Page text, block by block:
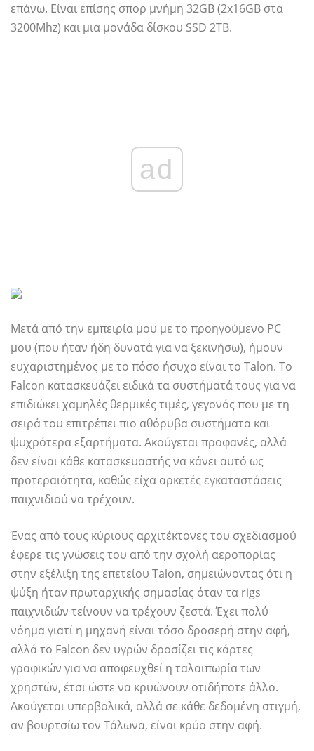
επάνω. Είναι επίσης σπορ μνήμη 32GB (2x16GB στα
3200Mhz) και μια μονάδα δίσκου SSD 2TB.
ad
Μετά από την εμπειρία μου με το προηγούμενο PC
μου (που ήταν ήδη δυνατά για να ξεκινήσω), ήμουν
ευχαριστημένος με το πόσο ήσυχο είναι το Talon. Το
Falcon κατασκευάζει ειδικά τα συστήματά τους για να
επιδιώκει χαμηλές θερμικές τιμές, γεγονός που με τη
σειρά του επιτρέπει πιο αθόρυβα συστήματα και
ψυχρότερα εξαρτήματα. Ακούγεται προφανές, αλλά
δεν είναι κάθε κατασκευαστής να κάνει αυτό ως
προτεραιότητα, καθώς είχα αρκετές εγκαταστάσεις
παιχνιδιού να τρέχουν.
Ένας από τους κύριους αρχιτέκτονες του σχεδιασμού
έφερε τις γνώσεις του από την σχολή αεροπορίας
στην εξέλιξη της επετείου Talon, σημειώνοντας ότι η
ψύξη ήταν πρωταρχικής σημασίας όταν τα rigs
παιχνιδιών τείνουν να τρέχουν ζεστά. Έχει πολύ
νόημα γιατί η μηχανή είναι τόσο δροσερή στην αφή,
αλλά το Falcon δεν υγρών δροσίζει τις κάρτες
γραφικών για να αποφευχθεί η ταλαιπωρία των
χρηστών, έτσι ώστε να κρυώνουν οτιδήποτε άλλο.
Ακούγεται υπερβολικά, αλλά σε κάθε δεδομένη στιγμή,
αν βουρτσίω τον Τάλωνα, είναι κρύο στην αφή.